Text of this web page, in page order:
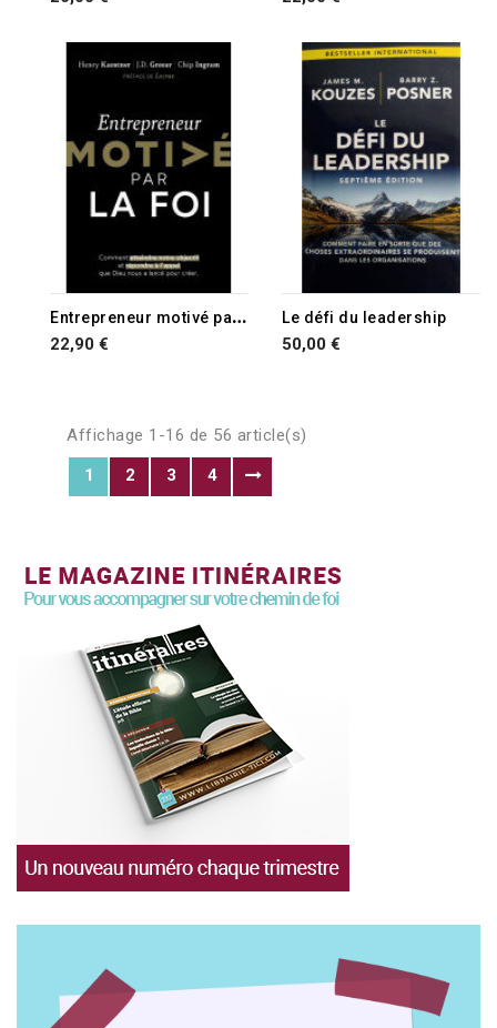
E
ntrepreneur motivé par la foi
22,90 €
Le défi du leadership
50,00 €
Affichage 1-16 de 56 article(s)
1
2 3 4